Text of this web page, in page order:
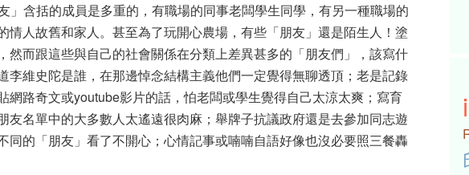
」含括的成員是多重的，有職場的同事老闆學生同學，有另一種職場的
情人故舊和家人。甚至為了玩開心農場，有些「朋友」還是陌生人！塗
然而跟這些與自己的社會關係在分類上差異甚多的「朋友們」，該寫什
李維史陀是誰，在那邊悼念結構主義他們一定覺得無聊透頂；老是記錄
網路奇文或youtube影片的話，怕老闆或學生覺得自己太涼太爽；寫育
友名單中的大多數人太遙遠很肉麻；舉牌子抗議政府還是去參加同志遊
同的「朋友」看了不開心；心情記事或喃喃自語好像也沒必要照三餐轟